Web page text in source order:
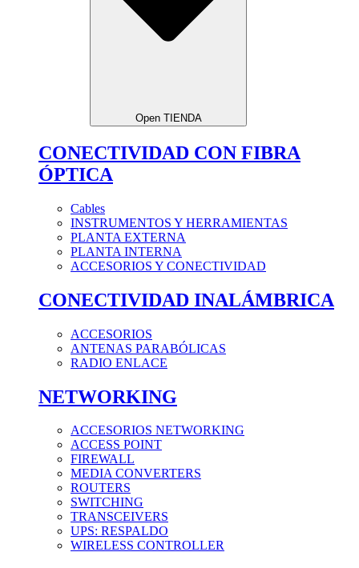
Open TIENDA
CONECTIVIDAD CON FIBRA
ÓPTICA
Cables
INSTRUMENTOS Y HERRAMIENTAS
PLANTA EXTERNA
PLANTA INTERNA
ACCESORIOS Y CONECTIVIDAD
CONECTIVIDAD INALÁMBRICA
ACCESORIOS
ANTENAS PARABÓLICAS
RADIO ENLACE
NETWORKING
ACCESORIOS NETWORKING
ACCESS POINT
FIREWALL
MEDIA CONVERTERS
ROUTERS
SWITCHING
TRANSCEIVERS
UPS: RESPALDO
WIRELESS CONTROLLER